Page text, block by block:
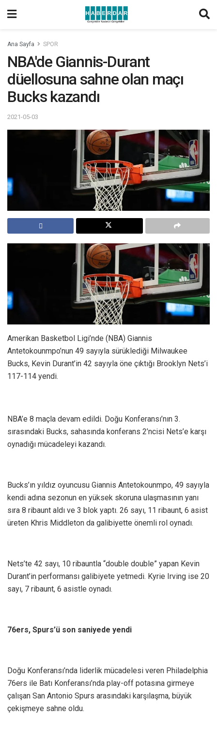
Ana Sayfa SPOR
NBA'de Giannis-Durant
düellosuna sahne olan maçı
Bucks kazandı
2021-05-03
Amerikan Basketbol Ligi’nde (NBA) Giannis
Antetokounmpo’nun 49 sayıyla sürüklediği Milwaukee
Bucks, Kevin Durant’in 42 sayıyla öne çıktığı Brooklyn Nets’i
117-114 yendi.
NBA’e 8 maçla devam edildi. Doğu Konferansı’nın 3.
sırasındaki Bucks, sahasında konferans 2’ncisi Nets’e karşı
oynadığı mücadeleyi kazandı.
Bucks’ın yıldız oyuncusu Giannis Antetokounmpo, 49 sayıyla
kendi adına sezonun en yüksek skoruna ulaşmasının yanı
sıra 8 ribaunt aldı ve 3 blok yaptı. 26 sayı, 11 ribaunt, 6 asist
üreten Khris Middleton da galibiyette önemli rol oynadı.
Nets’te 42 sayı, 10 ribauntla “double double” yapan Kevin
Durant’in performansı galibiyete yetmedi. Kyrie Irving ise 20
sayı, 7 ribaunt, 6 asistle oynadı.
76ers, Spurs’ü son saniyede yendi
Doğu Konferansı’nda liderlik mücadelesi veren Philadelphia
76ers ile Batı Konferansı’nda play-off potasına girmeye
çalışan San Antonio Spurs arasındaki karşılaşma, büyük
çekişmeye sahne oldu.